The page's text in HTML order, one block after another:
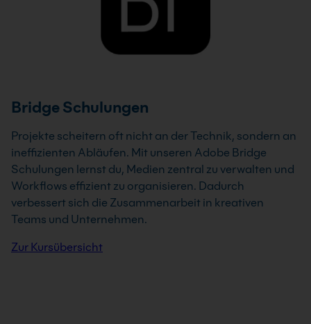
Bridge Schulungen
Projekte scheitern oft nicht an der Technik, sondern an
ineffizienten Abläufen. Mit unseren Adobe Bridge
Schulungen lernst du, Medien zentral zu verwalten und
Workflows effizient zu organisieren. Dadurch
verbessert sich die Zusammenarbeit in kreativen
Teams und Unternehmen.
Zur Kursübersicht